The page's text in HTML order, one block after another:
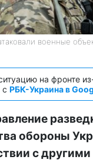
военные
на фронте
с РБК-Украина в
обороны
с другими